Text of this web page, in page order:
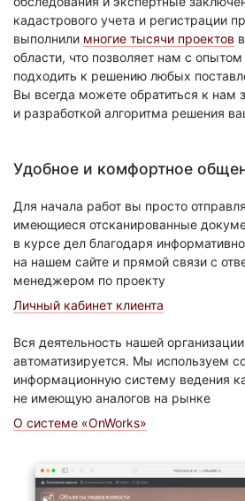
кадастрового учета и регистрации
выполнили многие тысячи проектов
области, что позволяет нам с
подходить к решению любых
Вы всегда можете обратиться к нам
и разработкой алгоритма решения
Удобное и комфортное
Для начала работ вы просто
имеющиеся отсканированные
в курсе дел благодаря
на нашем сайте и прямой связи с
менеджером по проекту
Личный кабинет клиента
Вся деятельность нашей
автоматизируется. Мы используем
информационную систему ведения
не имеющую аналогов на рынке
О системе «OnWorks»